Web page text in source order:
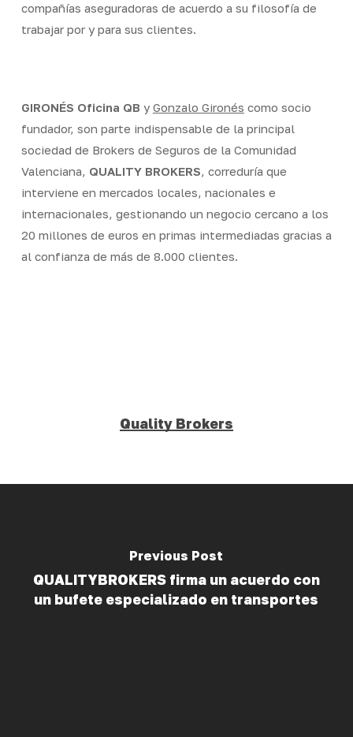
compañías aseguradoras de acuerdo a su filosofía de
trabajar por y para sus clientes.
GIRONÉS Oficina QB y Gonzalo Gironés como socio
fundador, son parte indispensable de la principal
sociedad de Brokers de Seguros de la Comunidad
Valenciana, QUALITY BROKERS, correduría que
interviene en mercados locales, nacionales e
internacionales, gestionando un negocio cercano a los
20 millones de euros en primas intermediadas gracias a
al confianza de más de 8.000 clientes.
Quality Brokers
Previous Post
QUALITYBROKERS firma un acuerdo con
un bufete especializado en transportes